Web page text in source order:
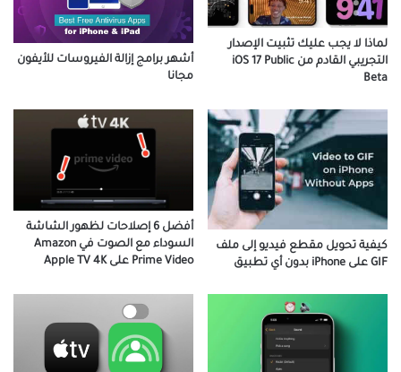
لماذا لا يجب عليك تثبيت الإصدار
التجريبي القادم من iOS 17 Public
Beta
أشهر برامج إزالة الفيروسات للأيفون
مجانا
كيفية تحويل مقطع فيديو إلى ملف
GIF على iPhone بدون أي تطبيق
أفضل 6 إصلاحات لظهور الشاشة
السوداء مع الصوت في Amazon
Prime Video على Apple TV 4K